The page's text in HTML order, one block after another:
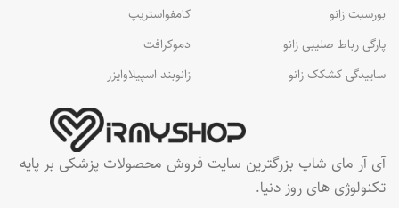
آی آر مای شاپ بزرگترین سایت فروش محصولات پزشکی بر پایه
تکنولوژی های روز دنیا.
کامفواستریپ
دموکرافت
زانوبند اسپیلاوایزر
بورسیت زانو
پارگی رباط صلیبی زانو
ساییدگی کشکک زانو